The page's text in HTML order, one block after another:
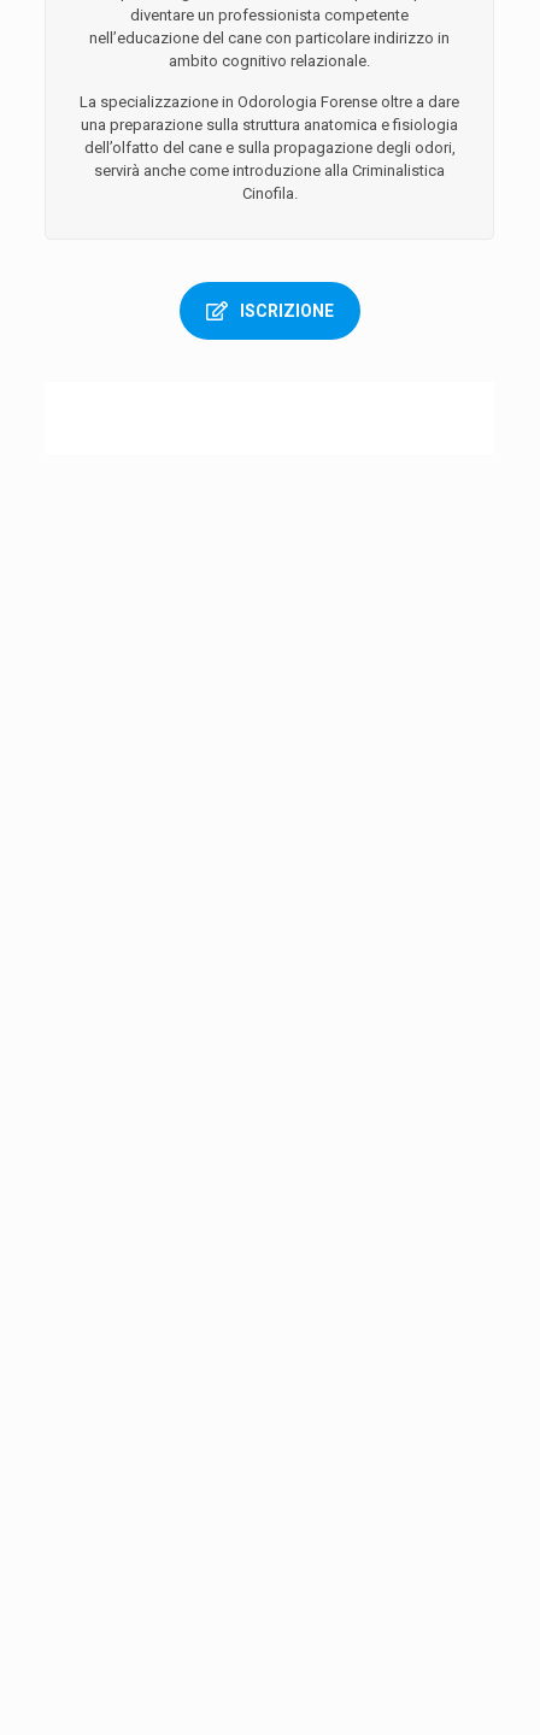
diventare un professionista competente
nell’educazione del cane con particolare indirizzo in
ambito cognitivo relazionale.
La specializzazione in Odorologia Forense oltre a dare
una preparazione sulla struttura anatomica e fisiologia
dell’olfatto del cane e sulla propagazione degli odori,
servirà anche come introduzione alla Criminalistica
Cinofila.
ISCRIZIONE